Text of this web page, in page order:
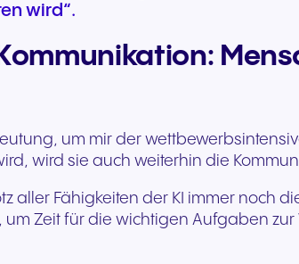
wird“.
um mir der
wird sie auch weiterhin die
aller Fähigkeiten der KI immer noch
Zeit für die wichtigen Aufgaben